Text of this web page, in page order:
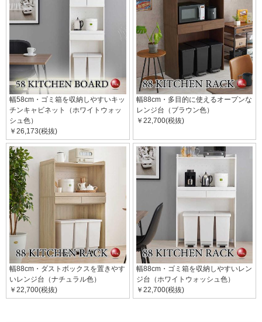
幅58cm・ゴミ箱を収納しやすいキッ
チンキャビネット（ホワイトウォッ
シュ色）
￥26,173(税抜)
幅88cm・多目的に使えるオープンな
レンジ台（ブラウン色）
￥22,700(税抜)
幅88cm・ダストボックスを置きやす
いレンジ台（ナチュラル色）
￥22,700(税抜)
幅88cm・ゴミ箱を収納しやすいレン
ジ台（ホワイトウォッシュ色）
￥22,700(税抜)